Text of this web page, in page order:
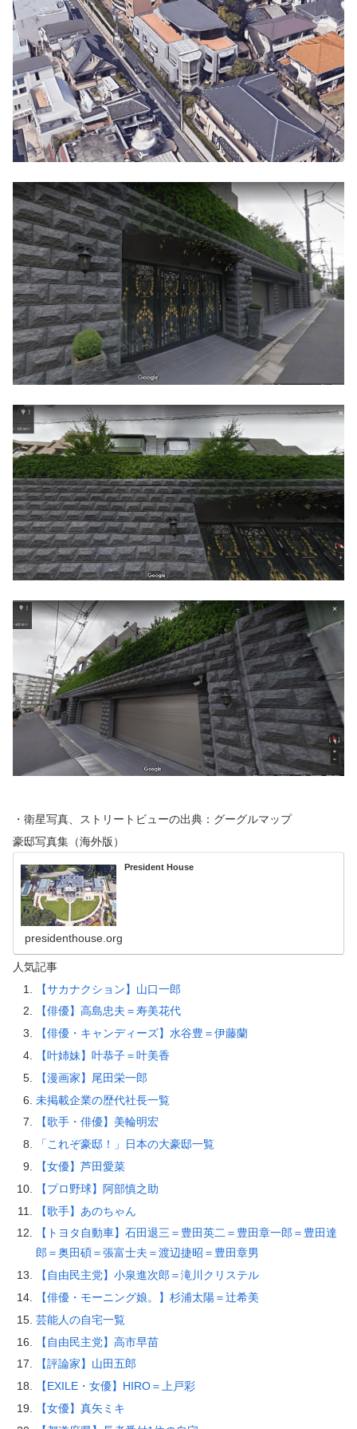
・衛星写真、ストリートビューの出典：グーグルマップ
豪邸写真集（海外版）
President House
presidenthouse.org
人気記事
【サカナクション】山口一郎
【俳優】高島忠夫＝寿美花代
【俳優・キャンディーズ】水谷豊＝伊藤蘭
【叶姉妹】叶恭子＝叶美香
【漫画家】尾田栄一郎
未掲載企業の歴代社長一覧
【歌手・俳優】美輪明宏
「これぞ豪邸！」日本の大豪邸一覧
【女優】芦田愛菜
【プロ野球】阿部慎之助
【歌手】あのちゃん
【トヨタ自動車】石田退三＝豊田英二＝豊田章一郎＝豊田達
郎＝奥田碩＝張富士夫＝渡辺捷昭＝豊田章男
【自由民主党】小泉進次郎＝滝川クリステル
【俳優・モーニング娘。】杉浦太陽＝辻希美
芸能人の自宅一覧
【自由民主党】高市早苗
【評論家】山田五郎
【EXILE・女優】HIRO＝上戸彩
【女優】真矢ミキ